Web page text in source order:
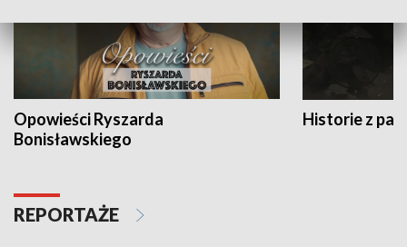
Opowieści Ryszarda
Bonisławskiego
Historie z
REPORTAŻE